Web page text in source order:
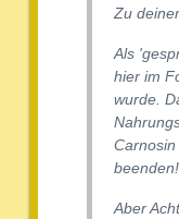
Zu
Als
hier im
wurde.
beenden!
Aber